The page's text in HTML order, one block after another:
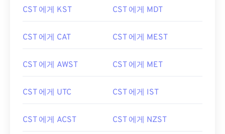
CST 에게 KST CST 에게 MDT
CST 에게 CAT CST 에게 MEST
CST 에게 AWST CST 에게 MET
CST 에게 UTC CST 에게 IST
CST 에게 ACST CST 에게 NZST